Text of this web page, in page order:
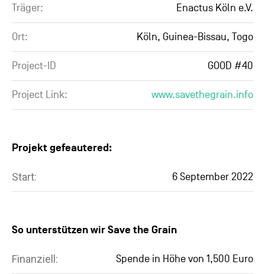
Träger: Enactus Köln e.V.
Ort: Köln, Guinea-Bissau, Togo
Project-ID GOOD #40
Project Link: www.savethegrain.info
Projekt gefeautered:
Start: 6 September 2022
So unterstützen wir Save the Grain
Finanziell: Spende in Höhe von 1,500 Euro